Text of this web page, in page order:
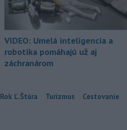
VIDEO: Umelá inteligencia a
robotika pomáhajú už aj
záchranárom
Rok Ľ.Štúra Turizmus Cestovanie